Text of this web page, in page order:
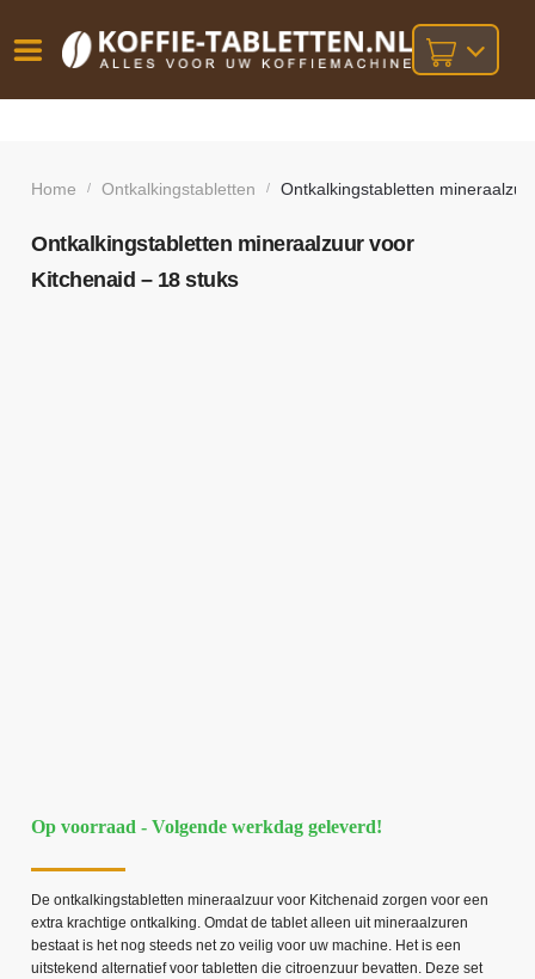
besteld,
volgende
bij orders
boven
Home / Ontkalkingstabletten / Ontkalkingstabletten
Ontkalkingstabletten mineraalzuur voor
Kitchenaid – 18 stuks
Op voorraad - Volgende werkdag geleverd!
De ontkalkingstabletten mineraalzuur voor Kitchenaid zorgen voor een
extra krachtige ontkalking. Omdat de tablet alleen uit mineraalzuren
bestaat is het nog steeds net zo veilig voor uw machine. Het is een
uitstekend alternatief voor tabletten die citroenzuur bevatten. Deze set